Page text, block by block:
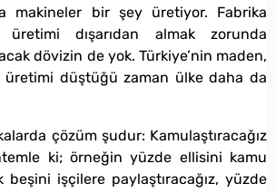
makineler bir şey üretiyor. Fabrika
üretimi dışarıdan almak zorunda
dövizin de yok. Türkiye’nin maden,
üretimi düştüğü zaman ülke daha da
çözüm şudur: Kamulaştıracağız
ki; örneğin yüzde ellisini kamu
beşini işçilere paylaştıracağız, yüzde